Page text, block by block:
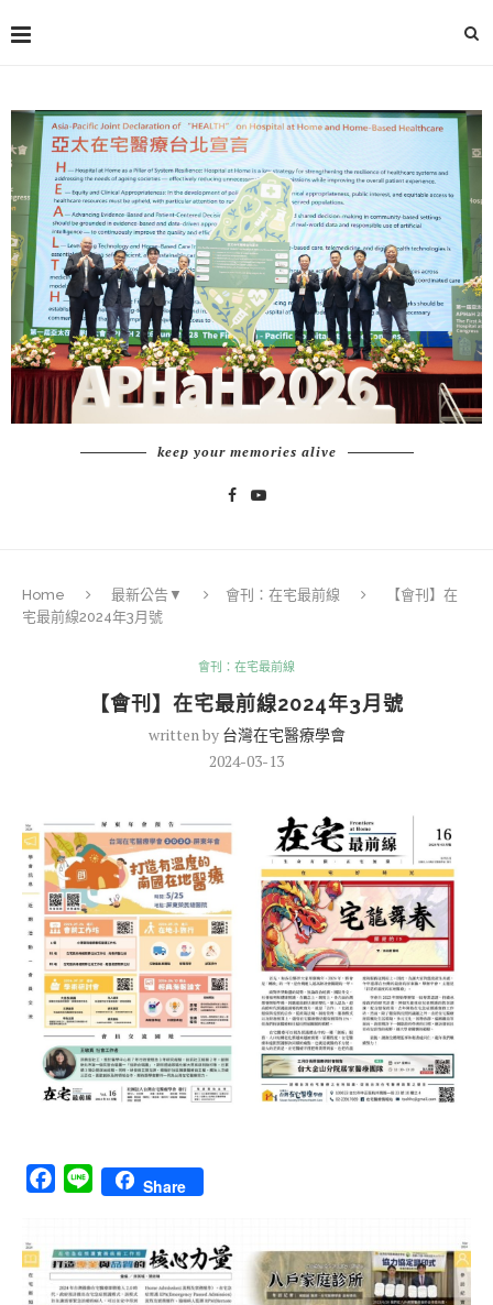
keep your memories alive
Home 最新公告▼ 會刊：在宅最前線
【會刊】在
宅最前線2024年3月號
會刊：在宅最前線
【會刊】在宅最前線2024年3月號
written by 台灣在宅醫療學會
2024-03-13
Facebook
Line Share